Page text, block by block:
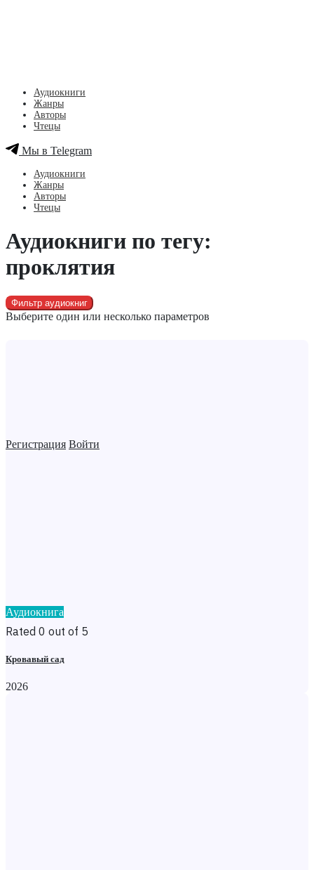
Регистрация Войти
Аудиокниги
Жанры
Авторы
Чтецы
Мы в Telegram
Аудиокниги
Жанры
Авторы
Чтецы
Аудиокниги по тегу:
проклятия
Фильтр аудиокниг
Выберите один или несколько параметров
Аудиокнига
Rated 0 out of 5
Кровавый сад
2026